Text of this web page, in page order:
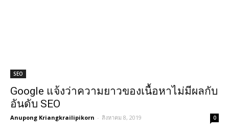
SEO
Google แจ้งว่าความยาวของเนื้อหาไม่มีผลกับ
อันดับ SEO
Anupong Kriangkrailipikorn - สิงหาคม 8, 2019 0